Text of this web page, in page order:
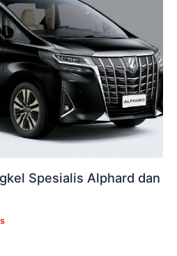
Spesialis Alphard dan